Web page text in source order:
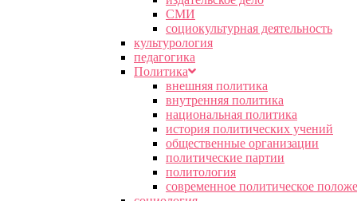
СМИ
социокультурная деятельность
культурология
педагогика
Политика
внешняя политика
внутренняя политика
национальная политика
история политических учений
общественные организации
политические партии
политология
современное политическое